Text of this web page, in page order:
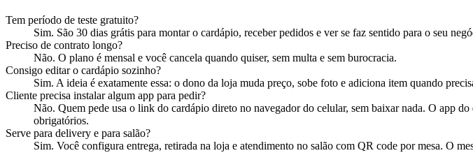
Tem período de teste gratuito?
Sim. São 30 dias grátis para montar o cardápio, receber pedidos e ver se faz sentido para o seu
Preciso de contrato longo?
Não. O plano é mensal e você cancela quando quiser, sem multa e sem burocracia.
Consigo editar o cardápio sozinho?
Sim. A ideia é exatamente essa: o dono da loja muda preço, sobe foto e adiciona item quando
Cliente precisa instalar algum app para pedir?
Não. Quem pede usa o link do cardápio direto no navegador do celular, sem baixar nada. O app
obrigatórios.
Serve para delivery e para salão?
Sim. Você configura entrega, retirada na loja e atendimento no salão com QR code por mesa. O